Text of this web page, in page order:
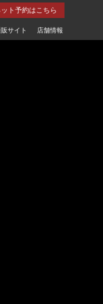
ット予約はこちら
サイト 店舗情報